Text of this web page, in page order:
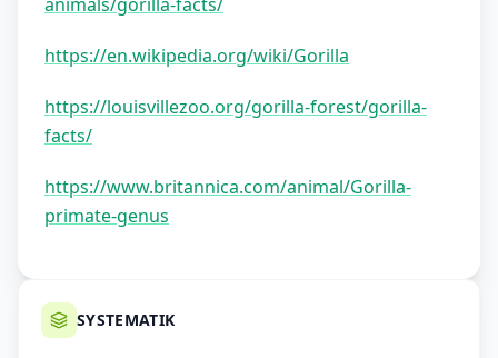
https://en.wikipedia.org/wiki/Gorilla
https://louisvillezoo.org/gorilla-forest/gorilla-
facts/
https://www.britannica.com/animal/Gorilla-
primate-genus
SYSTEMATIK